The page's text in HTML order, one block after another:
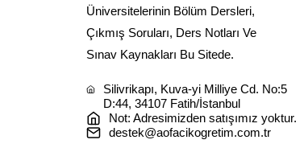
Üniversitelerinin Bölüm Dersleri,
Çıkmış Soruları, Ders Notları Ve
Sınav Kaynakları Bu Sitede.
Silivrikapı, Kuva-yi Milliye Cd. No:5
D:44, 34107 Fatih/İstanbul
Not: Adresimizden satışımız yoktur.
destek@aofacikogretim.com.tr